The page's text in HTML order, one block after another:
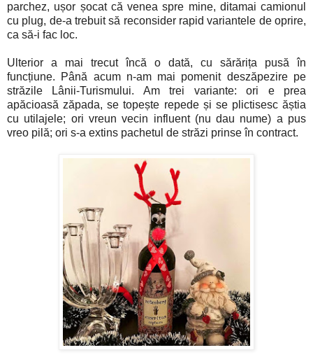
parchez, ușor șocat că venea spre mine, ditamai camionul
cu plug, de-a trebuit să reconsider rapid variantele de oprire,
ca să-i fac loc.
Ulterior a mai trecut încă o dată, cu sărărița pusă în
funcțiune. Până acum n-am mai pomenit deszăpezire pe
străzile Lânii-Turismului. Am trei variante: ori e prea
apăcioasă zăpada, se topește repede și se plictisesc ăștia
cu utilajele; ori vreun vecin influent (nu dau nume) a pus
vreo pilă; ori s-a extins pachetul de străzi prinse în contract.